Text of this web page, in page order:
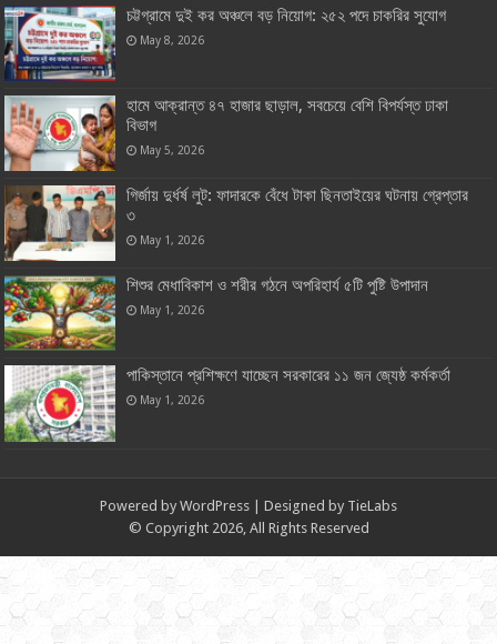
চট্টগ্রামে দুই কর অঞ্চলে বড় নিয়োগ: ২৫২ পদে চাকরির সুযোগ
May 8, 2026
হামে আক্রান্ত ৪৭ হাজার ছাড়াল, সবচেয়ে বেশি বিপর্যস্ত ঢাকা
বিভাগ
May 5, 2026
গির্জায় দুর্ধর্ষ লুট: ফাদারকে বেঁধে টাকা ছিনতাইয়ের ঘটনায় গ্রেপ্তার
৩
May 1, 2026
শিশুর মেধাবিকাশ ও শরীর গঠনে অপরিহার্য ৫টি পুষ্টি উপাদান
May 1, 2026
পাকিস্তানে প্রশিক্ষণে যাচ্ছেন সরকারের ১১ জন জ্যেষ্ঠ কর্মকর্তা
May 1, 2026
Powered by WordPress | Designed by TieLabs
© Copyright 2026, All Rights Reserved